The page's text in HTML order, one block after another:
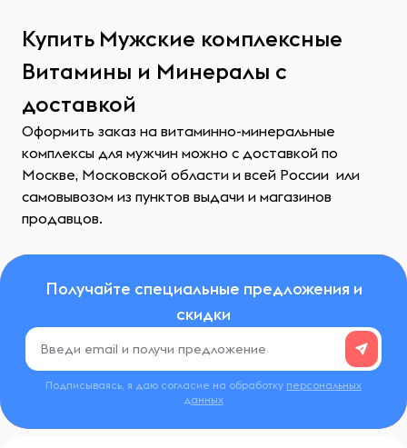
Купить Мужские комплексные
Витамины и Минералы с
доставкой
Оформить заказ на витаминно-минеральные
комплексы для мужчин можно с доставкой по
Москве, Московской области и всей России или
самовывозом из пунктов выдачи и магазинов
продавцов.
Получайте специальные предложения и
скидки
Подписываясь, я даю согласие на обработку персональных
данных